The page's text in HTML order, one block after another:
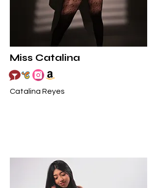
Miss Catalina
Catalina Reyes